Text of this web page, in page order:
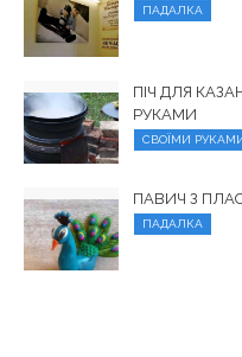
ПАДАЛКА
ПІЧ ДЛЯ
РУКАМИ
СВОЇМИ
ПАВИЧ З
ПАДАЛКА